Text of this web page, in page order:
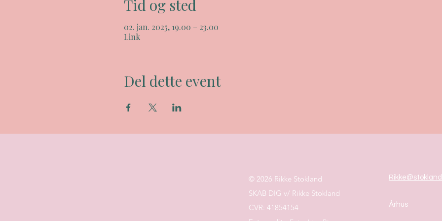
Tid og sted
02. jan. 2025, 19.00 – 23.00
Link
Del dette event
© 2026 Rikke Stokland
SKAB DIG v/ Rikke Stokland
CVR: 41854154
Århus